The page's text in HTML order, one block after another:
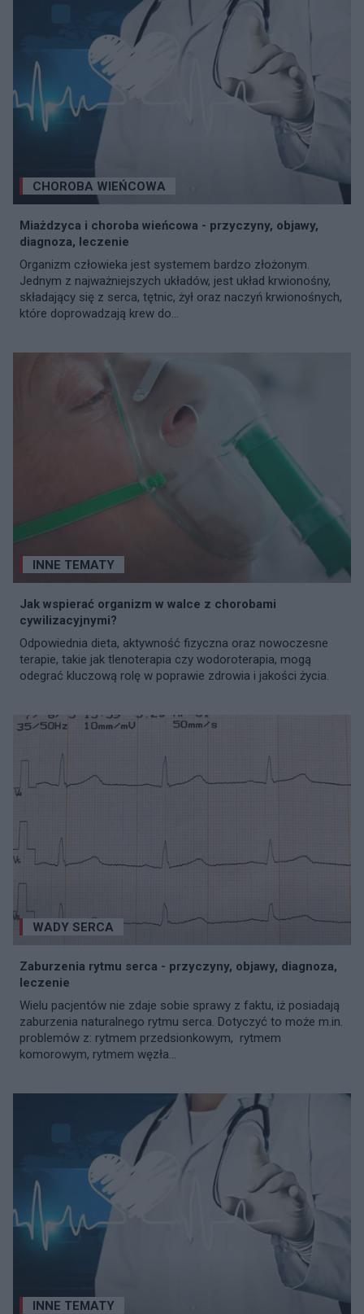
CHOROBA WIEŃCOWA
Miażdzyca i choroba wieńcowa - przyczyny, objawy,
diagnoza, leczenie
Organizm człowieka jest systemem bardzo złożonym.
Jednym z najważniejszych układów, jest układ krwionośny,
składający się z serca, tętnic, żył oraz naczyń krwionośnych,
które doprowadzają krew do...
INNE TEMATY
Jak wspierać organizm w walce z chorobami
cywilizacyjnymi?
Odpowiednia dieta, aktywność fizyczna oraz nowoczesne
terapie, takie jak tlenoterapia czy wodoroterapia, mogą
odegrać kluczową rolę w poprawie zdrowia i jakości życia.
WADY SERCA
Zaburzenia rytmu serca - przyczyny, objawy, diagnoza,
leczenie
Wielu pacjentów nie zdaje sobie sprawy z faktu, iż posiadają
zaburzenia naturalnego rytmu serca. Dotyczyć to może m.in.
problemów z: rytmem przedsionkowym, rytmem
komorowym, rytmem węzła...
INNE TEMATY